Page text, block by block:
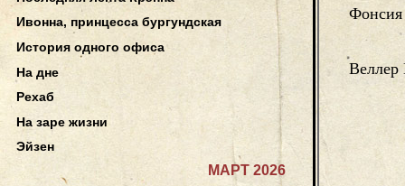
Ивонна, принцесса бургундская
История одного офиса
На дне
Рехаб
На заре жизни
Эйзен
МАРТ 2026